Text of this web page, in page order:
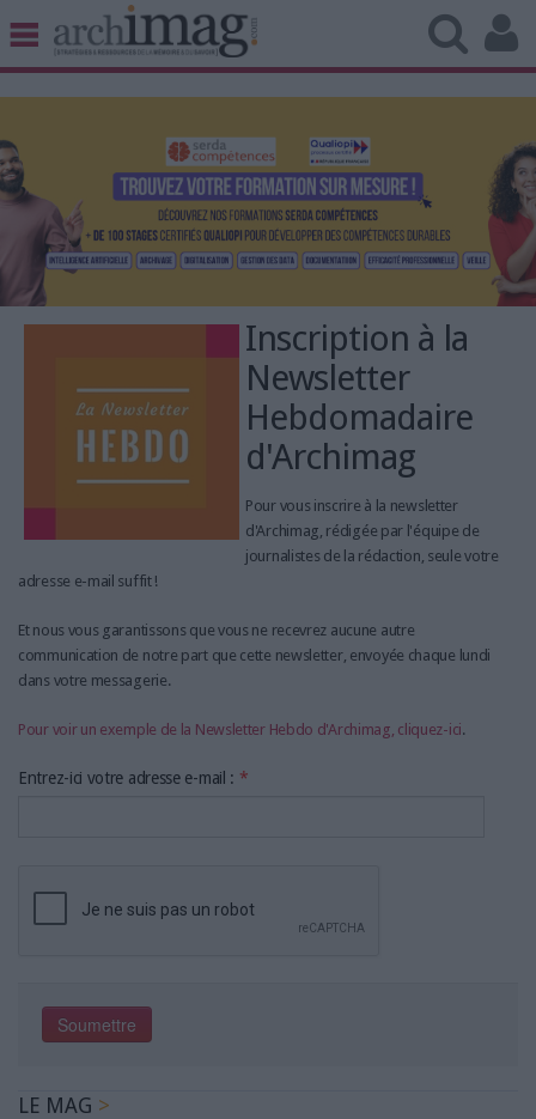
BIBLIOTHÈQUE ÉDITION
UNIVERS DATA
TRAVAIL COLLABORATIF
VIE NUMÉRIQUE
NUMÉRIQUE RESPONSABLE
LES DOSSIERS
LES NEWSLETTERS
LE MAGAZINE
LES GUIDES PRATIQUES
LES BASES DE DONNÉES
L'AGENDA
L'ANNUAIRE DES ACTEURS
Inscription à la
Newsletter
Hebdomadaire
d'Archimag
Pour vous inscrire à la newsletter
d'Archimag, rédigée par l'équipe de
journalistes de la rédaction, seule votre
adresse e-mail suffit !
Et nous vous garantissons que vous ne recevrez aucune autre
communication de notre part que cette newsletter, envoyée chaque lundi
dans votre messagerie.
Pour voir un exemple de la Newsletter Hebdo d'Archimag, cliquez-ici.
Entrez-ici votre adresse e-mail : *
LE MAG